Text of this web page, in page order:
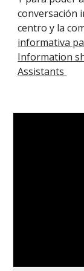
conversación
centro y la
informativa
Information
Assistants